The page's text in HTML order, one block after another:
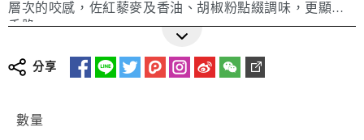
層次的咬感，佐紅藜麥及香油、胡椒粉點綴調味，更顯清
香脆。
分享
數量